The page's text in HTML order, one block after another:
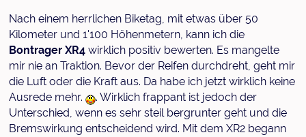
Nach einem herrlichen Biketag, mit etwas über 50
Kilometer und 1'100 Höhenmetern, kann ich die
Bontrager XR4wirklich positiv bewerten. Es mangelte
mir nie an Traktion. Bevor der Reifen durchdreht, geht mir
die Luft oder die Kraft aus. Da habe ich jetzt wirklich keine
Ausrede mehr.
. Wirklich frappant ist jedoch der
Unterschied, wenn es sehr steil bergrunter geht und die
Bremswirkung entscheidend wird. Mit dem XR2 begann